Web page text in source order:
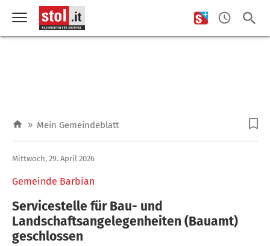
» Mein Gemeindeblatt
Gemeinde Barbian
Mittwoch, 29. April 2026
Servicestelle für Bau- und
Landschaftsangelegenheiten (Bauamt)
geschlossen